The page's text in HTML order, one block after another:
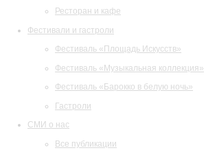
Ресторан и кафе
Фестивали и гастроли
Фестиваль «Площадь Искусств»
Фестиваль «Музыкальная коллекция»
Фестиваль «Барокко в белую ночь»
Гастроли
СМИ о нас
Все публикации